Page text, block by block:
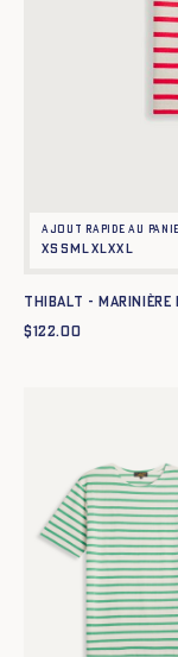
Ajout rapide au
XS S M L XLXXL
Thibalt - Marinière
$122.00